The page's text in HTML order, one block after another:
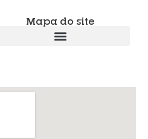
Mapa do site